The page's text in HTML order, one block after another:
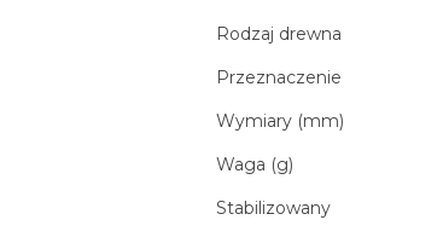
Rodzaj drewna
Przeznaczenie
Wymiary (mm)
Waga (g)
Stabilizowany